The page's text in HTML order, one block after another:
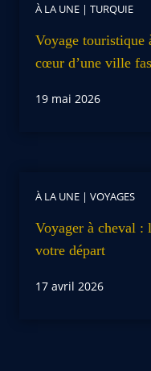
À LA UNE | TURQUIE
Voyage touristique
cœur d’une ville
19 mai 2026
À LA UNE | VOYAGES
Voyager à cheval :
votre départ
17 avril 2026